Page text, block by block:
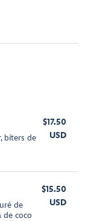
bíters de
$17.50
USD
de
de coco
$15.50
USD